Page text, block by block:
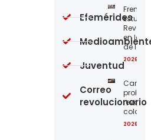
Frente
en la
de los
2026-
Carta
2026-
Efemérides
Juventud
Correo
revolucionario